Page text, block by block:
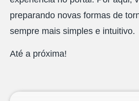
preparando novas formas de
sempre mais simples e intuitivo.
Até a próxima!